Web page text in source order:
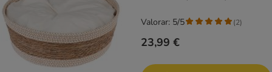
23,99 €
Valorar: 5/5 (2)